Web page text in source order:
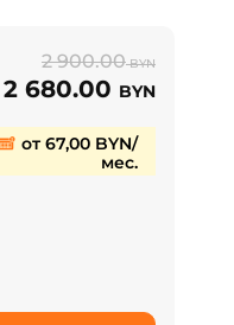
2 900.00BYN
2 680.00 BYN
от 67,00 BYN/
мес.